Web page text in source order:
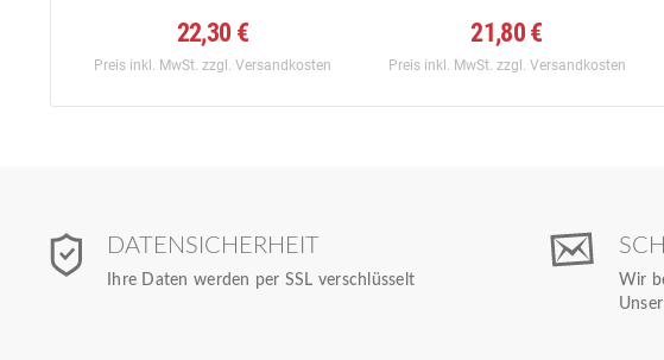
22,30 €
Preis inkl. MwSt. zzgl. Versandkosten
21,80 €
Preis inkl. MwSt. zzgl. Versandkosten
DATENSICHERHEIT
Ihre Daten werden per SSL verschlüsselt
Wir